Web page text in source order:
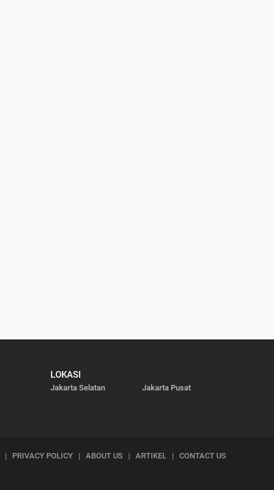
LOKASI
Jakarta Selatan Jakarta Pusat
| PRIVACY POLICY | ABOUT US | ARTIKEL | CONTACT US